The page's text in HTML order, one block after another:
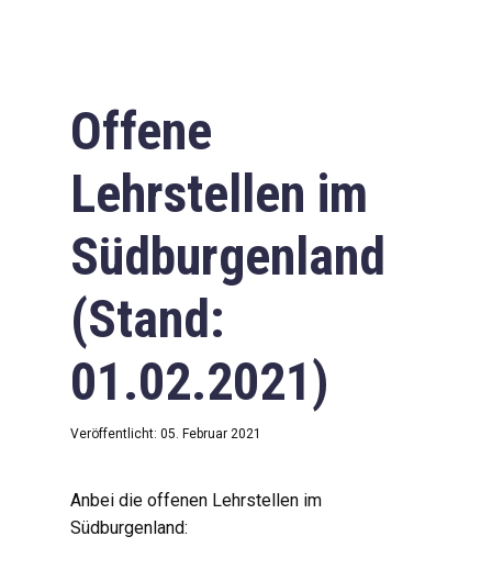
Offene
Lehrstellen im
Südburgenland
(Stand:
01.02.2021)
Veröffentlicht: 05. Februar 2021
Anbei die offenen Lehrstellen im
Südburgenland: